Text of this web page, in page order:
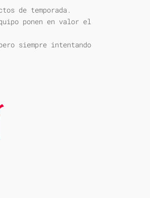
de temporada.
ponen en valor el
siempre intentando